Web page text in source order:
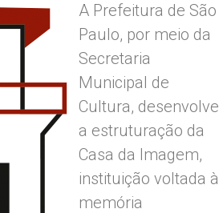
A Prefeitura de São
Paulo, por meio da
Secretaria
Municipal de
Cultura, desenvolve
a estruturação da
Casa da Imagem,
instituição voltada à
memória